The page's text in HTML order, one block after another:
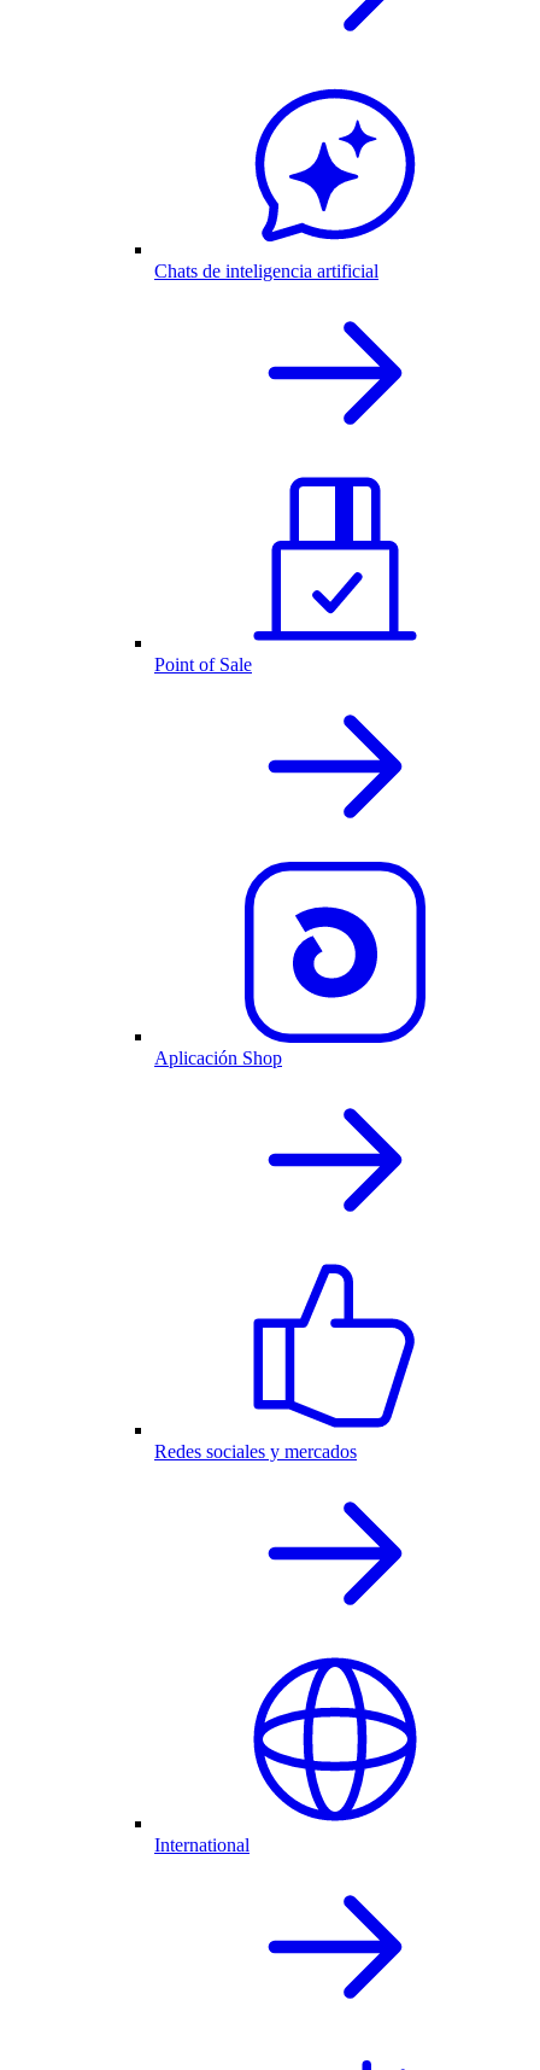
Chats de inteligencia artificial
Point of Sale
Aplicación Shop
Redes sociales y mercados
International